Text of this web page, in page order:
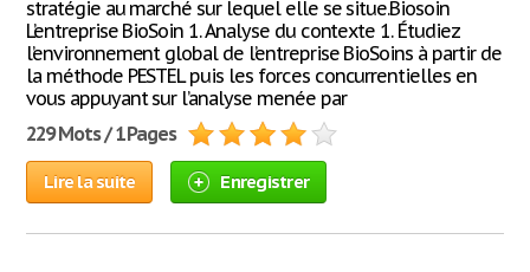
stratégie au marché sur lequel elle se situe.Biosoin
L’entreprise BioSoin 1. Analyse du contexte 1. Étudiez
l’environnement global de l’entreprise BioSoins à partir de
la méthode PESTEL puis les forces concurrentielles en
vous appuyant sur l’analyse menée par
229 Mots / 1 Pages
Lire la suite Enregistrer